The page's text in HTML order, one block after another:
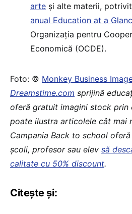
arte și alte materii, potrivit
anual Education at a
Organizația pentru
Economică (OCDE).
Foto: © Monkey Business
Dreamstime.com sprijină
oferă gratuit imagini stock prin
poate ilustra articolele cât mai
Campania Back to school
școli, profesor sau elev să
calitate cu 50% discount.
Citește și: